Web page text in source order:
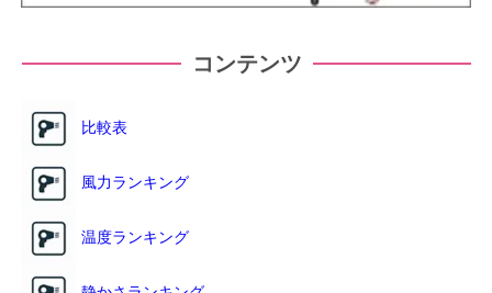
コンテンツ
比較表
風力ランキング
温度ランキング